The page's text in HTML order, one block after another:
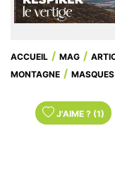
ACCUEIL MAG
MONTAGNE
J'AIME ? (1)